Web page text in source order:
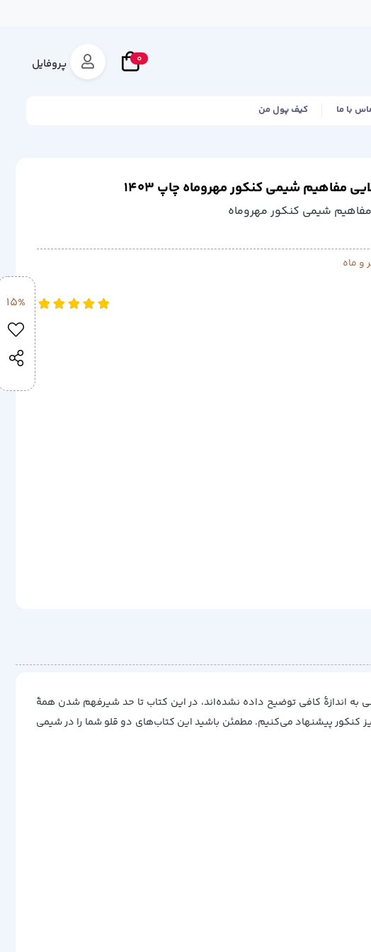
0 پروفایل
با ما کیف پول من
مفاهیم شیمی کنکور مهروماه چاپ 1403
شیمی کنکور مهروماه
و ماه
15%
اندازۀ کافی توضیح داده نشده‌اند، در این کتاب تا حد شیرفهم شدن همۀ
کنکور پیشنهاد می‌کنیم. مطمئن باشید این کتاب‌های دو قلو شما را در شیمی